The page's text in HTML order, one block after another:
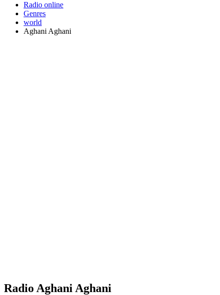
Radio online
Genres
world
Aghani Aghani
Radio Aghani Aghani